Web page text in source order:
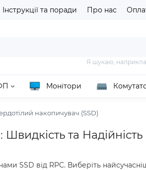
Інструкції та поради Про нас
Я шукаю,
Монітори
накопичувач (SSD)
та Надійність
SSD від RPC. Виберіть